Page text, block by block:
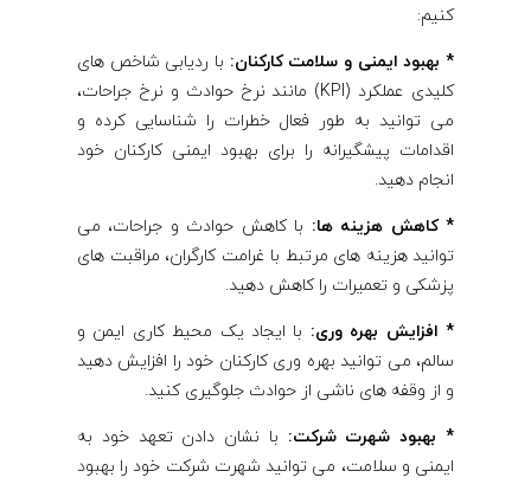
کنیم:
* بهبود ایمنی و سلامت کارکنان: با ردیابی شاخص های
کلیدی عملکرد (KPI) مانند نرخ حوادث و نرخ جراحات،
می توانید به طور فعال خطرات را شناسایی کرده و
اقدامات پیشگیرانه را برای بهبود ایمنی کارکنان خود
انجام دهید.
* کاهش هزینه ها: با کاهش حوادث و جراحات، می
توانید هزینه های مرتبط با غرامت کارگران، مراقبت های
پزشکی و تعمیرات را کاهش دهید.
* افزایش بهره وری: با ایجاد یک محیط کاری ایمن و
سالم، می توانید بهره وری کارکنان خود را افزایش دهید
و از وقفه های ناشی از حوادث جلوگیری کنید.
* بهبود شهرت شرکت: با نشان دادن تعهد خود به
ایمنی و سلامت، می توانید شهرت شرکت خود را بهبود